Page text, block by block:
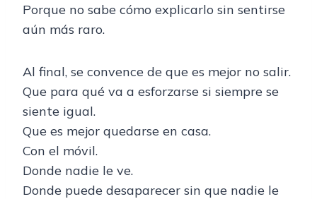
Porque no sabe cómo explicarlo sin sentirse
aún más raro.
Al final, se convence de que es mejor no salir.
Que para qué va a esforzarse si siempre se
siente igual.
Que es mejor quedarse en casa.
Con el móvil.
Donde nadie le ve.
Donde puede desaparecer sin que nadie le